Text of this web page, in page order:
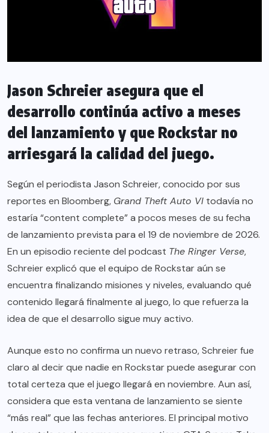
Jason Schreier asegura que el
desarrollo continúa activo a meses
del lanzamiento y que Rockstar no
arriesgará la calidad del juego.
Según el periodista Jason Schreier, conocido por sus
reportes en Bloomberg, Grand Theft Auto VI todavía no
estaría “content complete” a pocos meses de su fecha
de lanzamiento prevista para el 19 de noviembre de 2026.
En un episodio reciente del podcast The Ringer Verse,
Schreier explicó que el equipo de Rockstar aún se
encuentra finalizando misiones y niveles, evaluando qué
contenido llegará finalmente al juego, lo que refuerza la
idea de que el desarrollo sigue muy activo.
Aunque esto no confirma un nuevo retraso, Schreier fue
claro al decir que nadie en Rockstar puede asegurar con
total certeza que el juego llegará en noviembre. Aun así,
considera que esta ventana de lanzamiento se siente
“más real” que las fechas anteriores. El principal motivo